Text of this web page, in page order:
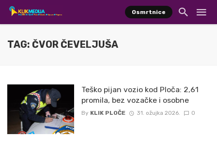
Osmrtnice
TAG: ČVOR ČEVELJUŠA
Teško pijan vozio kod Ploča: 2,61
promila, bez vozačke i osobne
By KLIK PLOČE 31. ožujka 2026. 0